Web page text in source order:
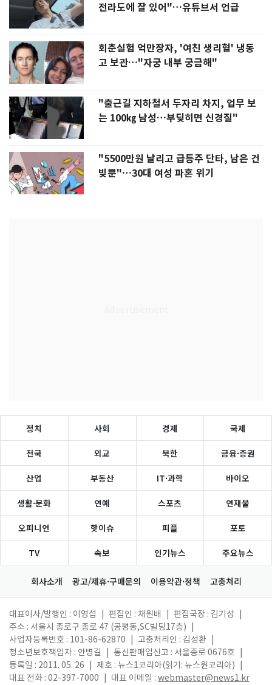
전라도에 잘 있어"…유튜브서 언급
회춘실험 억만장자, '여친 생리혈' 냉동
고 보관…"자궁 내부 궁금해"
"출근길 지하철서 두자리 차지, 업무 보
는 100㎏ 남성…부딪히면 신경질"
"5500만원 날리고 급등주 단타, 남은 건
빚뿐"…30대 여성 파혼 위기
정치 사회 경제 국제
전국 외교 북한 금융·증권
산업 부동산 IT·과학 바이오
생활·문화 연예 스포츠 연재물
오피니언 핫이슈 피플 포토
TV 속보 인기뉴스 주요뉴스
회사소개 광고/제휴·구매문의 이용약관·정책 고충처리
대표이사/발행인 : 이영섭 편집인 : 채원배 편집국장 : 김기성
주소 : 서울시 종로구 종로 47 (공평동,SC빌딩17층)
사업자등록번호 : 101-86-62870
고충처리인 : 김성환
청소년보호책임자 : 안병길
통신판매업신고 : 서울종로 0676호
등록일 : 2011. 05. 26
제호 : 뉴스1코리아(읽기: 뉴스원코리아)
대표 전화 : 02-397-7000
대표 이메일 : webmaster@news1.kr